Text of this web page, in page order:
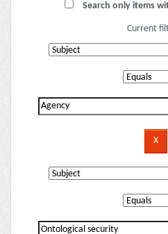
Search only items
Current